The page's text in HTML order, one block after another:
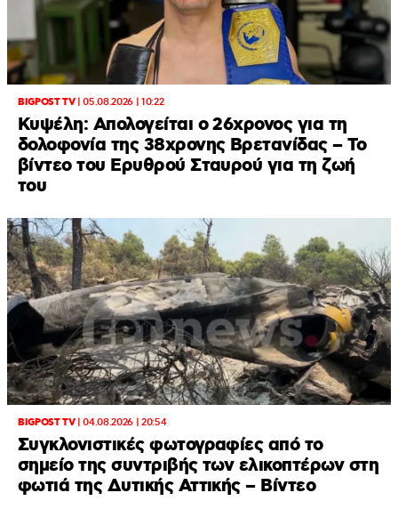
BIGPOST TV|05.08.2026 | 10:22
Κυψέλη: Απολογείται ο 26χρονος για τη
δολοφονία της 38χρονης Βρετανίδας – Το
βίντεο του Ερυθρού Σταυρού για τη ζωή
του
BIGPOST TV|04.08.2026 | 20:54
Συγκλονιστικές φωτογραφίες από το
σημείο της συντριβής των ελικοπτέρων στη
φωτιά της Δυτικής Αττικής – Βίντεο